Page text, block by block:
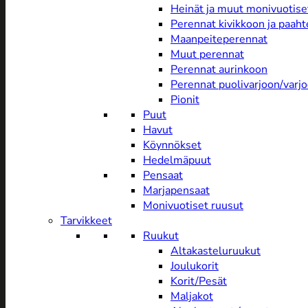
Heinät ja muut
Perennat kivikkoon ja
Maanpeiteperennat
Muut perennat
Perennat aurinkoon
Perennat puolivarjoon/
Pionit
Puut
Havut
Köynnökset
Hedelmäpuut
Pensaat
Marjapensaat
Monivuotiset ruusut
Tarvikkeet
Ruukut
Altakasteluruukut
Joulukorit
Korit/Pesät
Maljakot